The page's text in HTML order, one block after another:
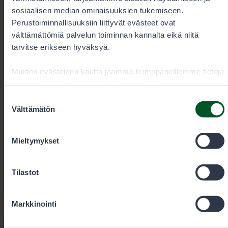
sosiaalisen median ominaisuuksien tukemiseen.
Perustoiminnallisuuksiin liittyvät evästeet ovat
välttämättömiä palvelun toiminnan kannalta eikä niitä
tarvitse erikseen hyväksyä.
Muiden evästeiden kautta jaamme kumppaneillemme tietoja
antanut heille tai joita on kerätty, kun olet käyttänyt heidän
valinta
Välttämätön
Mieltymykset
Tilastot
Markkinointi